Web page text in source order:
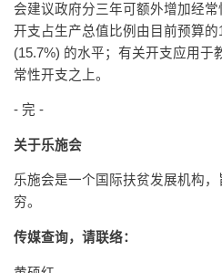
会建议政府分三年可额外增加经
开支占生产总值比例由目前预算的
(15.7%) 的水平；有关开支应用于
常性开支之上。
- 完 -
关于乐施会
乐施会是一个国际扶贫发展机构
穷。
传媒查询，请联络：